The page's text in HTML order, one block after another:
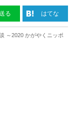
る はてな
～2020 かがやくニッポ